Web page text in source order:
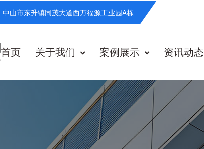
中山市东升镇同茂大道西万福源工业园A栋
首页 关于我们 案例展示 资讯动态